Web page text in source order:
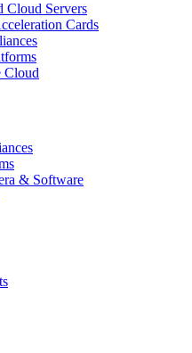
Cloud Servers
Cards
Cloud
& Software